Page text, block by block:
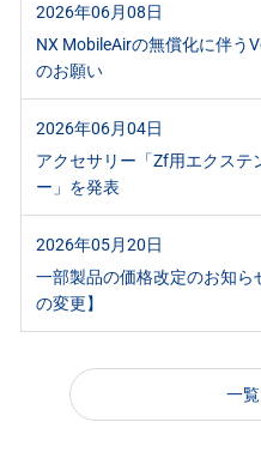
2026年06月08日
NX MobileAirの無償化に伴う
のお願い
2026年06月04日
アクセサリー「Zf用エクステ
ー」を発表
2026年05月20日
一部製品の価格改定のお知
の変更】
一